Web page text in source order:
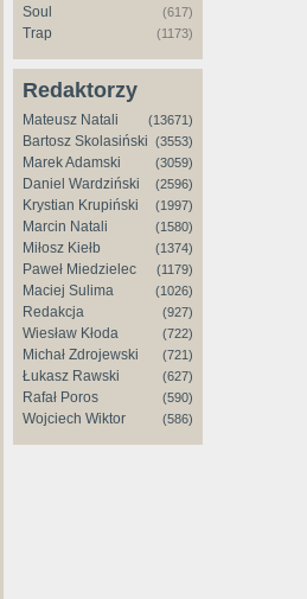
Soul (617)
Trap (1173)
Redaktorzy
Mateusz Natali (13671)
Bartosz Skolasiński (3553)
Marek Adamski (3059)
Daniel Wardziński (2596)
Krystian Krupiński (1997)
Marcin Natali (1580)
Miłosz Kiełb (1374)
Paweł Miedzielec (1179)
Maciej Sulima (1026)
Redakcja (927)
Wiesław Kłoda (722)
Michał Zdrojewski (721)
Łukasz Rawski (627)
Rafał Poros (590)
Wojciech Wiktor (586)